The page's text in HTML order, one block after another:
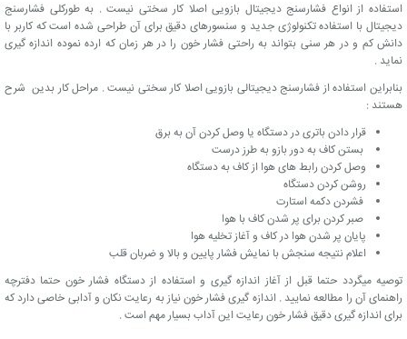
استفاده از انواع فشارسنج دیجیتال بازویی اصلا کار سختی نیست . به طورکلی فشارسنج
دیجیتال با استفاده تکنولوژی جدید و سنسورهای دقیق برای آن طراحی شده است که کاربر با
دانش کم و در هر سنی بتواند به راحتی فشار خون را در هر زمان که ارده نموده اندازه گیری
نماید .
بنابراین استفاده از فشارسنج دیجیتالی بازویی اصلا کار سختی نیست . مراحل کار بدین شرح
هستند :
قرار دادن باتری در دستگاه یا وصل کردن آن به برق
بستن کاف به دور بازو به طرز درست
وصل کردن رابط های هوا از کاف به دستگاه
روشن کردن دستگاه
فشردن دکمه استارت
صبر کردن برای پر شدن کاف با هوا
پایان پر شدن هوا در کاف و آغاز تخلیه هوا
اعلام نتیجه سنجش با نمایش فشار پایین و بالا و ضربان قلب
توصیه میگردد حتما قبل از آغاز اندازه گیری و استفاده از دستگاه فشار خون حتما دفترچه
راهنمای آن را مطالعه نمایید . اندازه گیری فشار خون نیاز به رعایت نکان و آدابی خاصی دارد که
برای اندازه گیری دقیق فشار خون رعایت این آداب بسیار مهم است .